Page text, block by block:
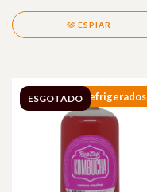
ESPIAR
Refrigerados
ESGOTADO